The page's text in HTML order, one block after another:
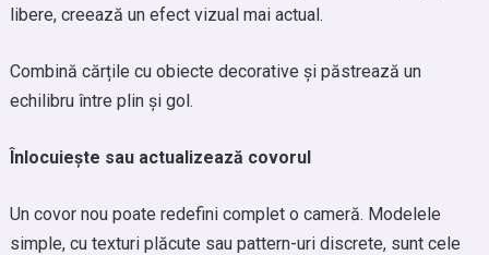
libere, creează un efect vizual mai actual.
Combină cărțile cu obiecte decorative și păstrează un
echilibru între plin și gol.
Înlocuiește sau actualizează covorul
Un covor nou poate redefini complet o cameră. Modelele
simple, cu texturi plăcute sau pattern-uri discrete, sunt cele